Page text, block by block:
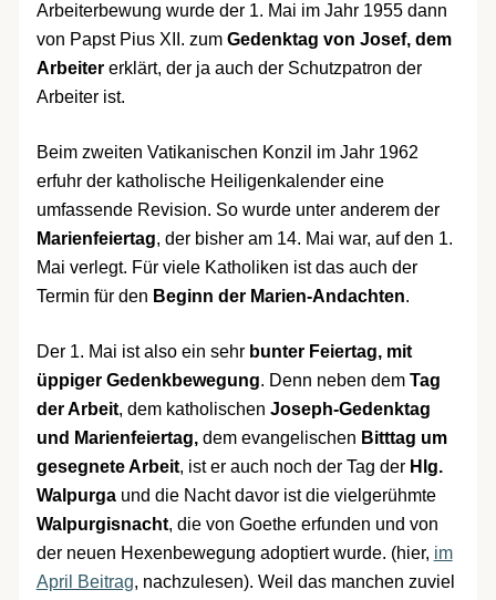
Arbeiterbewung wurde der 1. Mai im Jahr 1955 dann
von Papst Pius XII. zum Gedenktag von Josef, dem
Arbeitererklärt, der ja auch der Schutzpatron der
Arbeiter ist.
Beim zweiten Vatikanischen Konzil im Jahr 1962
erfuhr der katholische Heiligenkalender eine
umfassende Revision. So wurde unter anderem der
Marienfeiertag, der bisher am 14. Mai war, auf den 1.
Mai verlegt. Für viele Katholiken ist das auch der
Termin für den Beginn der Marien-Andachten.
Der 1. Mai ist also ein sehr bunter Feiertag, mit
üppiger Gedenkbewegung. Denn neben dem Tag
der Arbeit, dem katholischen Joseph-Gedenktag
und Marienfeiertag,dem evangelischen Bitttag um
gesegnete Arbeit, ist er auch noch der Tag der Hlg.
Walpurgaund die Nacht davor ist die vielgerühmte
Walpurgisnacht, die von Goethe erfunden und von
der neuen Hexenbewegung adoptiert wurde. (hier, im
April Beitrag, nachzulesen). Weil das manchen zuviel